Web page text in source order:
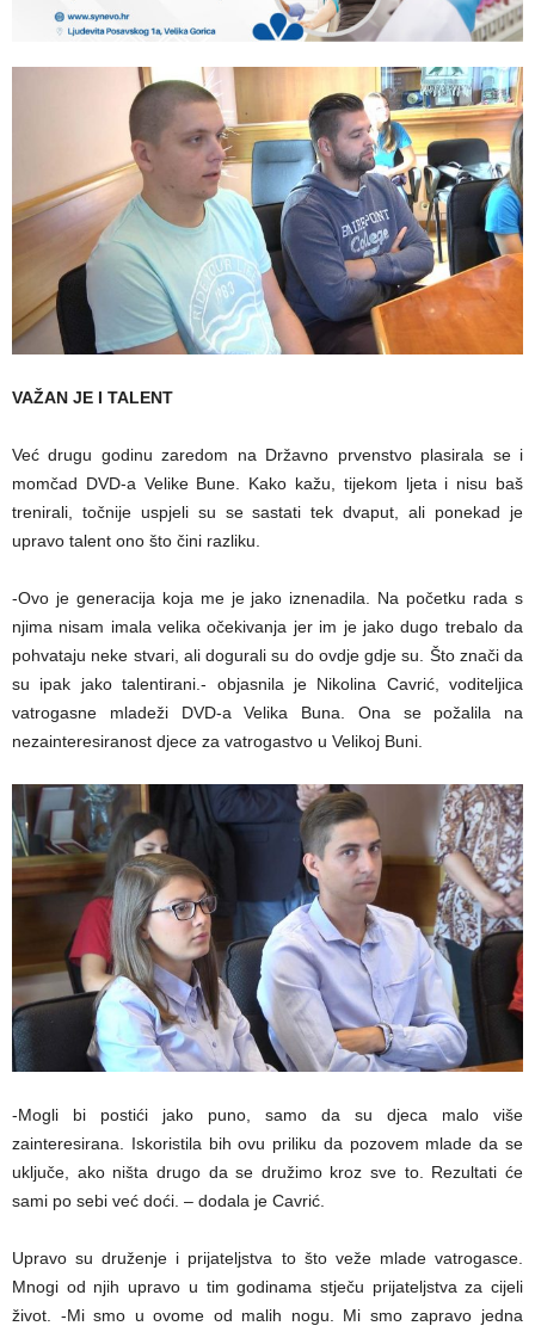
VAŽAN JE I TALENT
Već drugu godinu zaredom na Državno prvenstvo plasirala se i
momčad DVD-a Velike Bune. Kako kažu, tijekom ljeta i nisu baš
trenirali, točnije uspjeli su se sastati tek dvaput, ali ponekad je
upravo talent ono što čini razliku.
-Ovo je generacija koja me je jako iznenadila. Na početku rada s
njima nisam imala velika očekivanja jer im je jako dugo trebalo da
pohvataju neke stvari, ali dogurali su do ovdje gdje su. Što znači da
su ipak jako talentirani.- objasnila je Nikolina Cavrić, voditeljica
vatrogasne mladeži DVD-a Velika Buna. Ona se požalila na
nezainteresiranost djece za vatrogastvo u Velikoj Buni.
-Mogli bi postići jako puno, samo da su djeca malo više
zainteresirana. Iskoristila bih ovu priliku da pozovem mlade da se
uključe, ako ništa drugo da se družimo kroz sve to. Rezultati će
sami po sebi već doći. – dodala je Cavrić.
Upravo su druženje i prijateljstva to što veže mlade vatrogasce.
Mnogi od njih upravo u tim godinama stječu prijateljstva za cijeli
život. -Mi smo u ovome od malih nogu. Mi smo zapravo jedna